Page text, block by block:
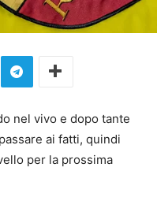
nel vivo e dopo tante
ai fatti, quindi
per la prossima